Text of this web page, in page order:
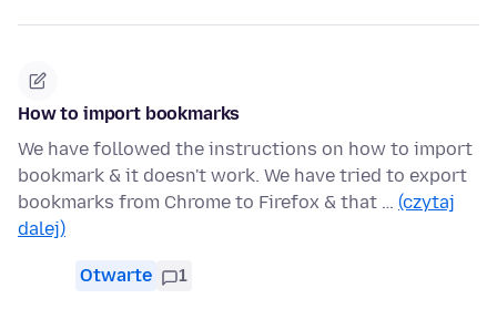
How to import bookmarks
We have followed the instructions on how to import
bookmark & it doesn't work. We have tried to export
bookmarks from Chrome to Firefox & that … (czytaj
dalej)
Otwarte 1